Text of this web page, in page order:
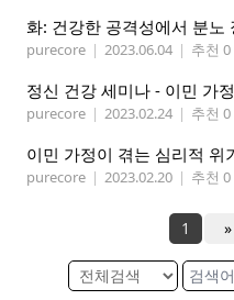
화: 건강한 공격성에서 분노
purecore | 2023.06.04 | 추천 0
정신 건강 세미나 - 이민 가
purecore | 2023.02.24 | 추천 0
purecore | 2023.02.20 | 추천 0
1 »